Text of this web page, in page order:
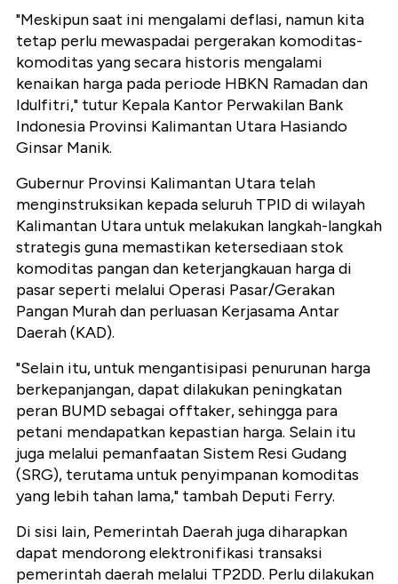
"Meskipun saat ini mengalami deflasi, namun kita
tetap perlu mewaspadai pergerakan komoditas-
komoditas yang secara historis mengalami
kenaikan harga pada periode HBKN Ramadan dan
Idulfitri," tutur Kepala Kantor Perwakilan Bank
Indonesia Provinsi Kalimantan Utara Hasiando
Ginsar Manik.
Gubernur Provinsi Kalimantan Utara telah
menginstruksikan kepada seluruh TPID di wilayah
Kalimantan Utara untuk melakukan langkah-langkah
strategis guna memastikan ketersediaan stok
komoditas pangan dan keterjangkauan harga di
pasar seperti melalui Operasi Pasar/Gerakan
Pangan Murah dan perluasan Kerjasama Antar
Daerah (KAD).
"Selain itu, untuk mengantisipasi penurunan harga
berkepanjangan, dapat dilakukan peningkatan
peran BUMD sebagai offtaker, sehingga para
petani mendapatkan kepastian harga. Selain itu
juga melalui pemanfaatan Sistem Resi Gudang
(SRG), terutama untuk penyimpanan komoditas
yang lebih tahan lama," tambah Deputi Ferry.
Di sisi lain, Pemerintah Daerah juga diharapkan
dapat mendorong elektronifikasi transaksi
pemerintah daerah melalui TP2DD. Perlu dilakukan